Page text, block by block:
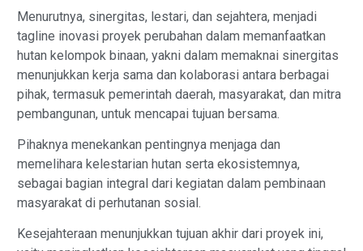
Menurutnya, sinergitas, lestari, dan sejahtera, menjadi
tagline inovasi proyek perubahan dalam memanfaatkan
hutan kelompok binaan, yakni dalam memaknai sinergitas
menunjukkan kerja sama dan kolaborasi antara berbagai
pihak, termasuk pemerintah daerah, masyarakat, dan mitra
pembangunan, untuk mencapai tujuan bersama.
Pihaknya menekankan pentingnya menjaga dan
memelihara kelestarian hutan serta ekosistemnya,
sebagai bagian integral dari kegiatan dalam pembinaan
masyarakat di perhutanan sosial.
Kesejahteraan menunjukkan tujuan akhir dari proyek ini,